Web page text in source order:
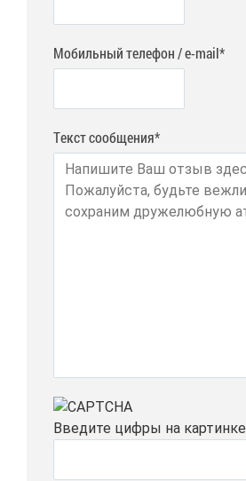
Мобильный телефон / e-mail*
Текст сообщения*
Вве­ди­те циф­ры на кар­тин­ке